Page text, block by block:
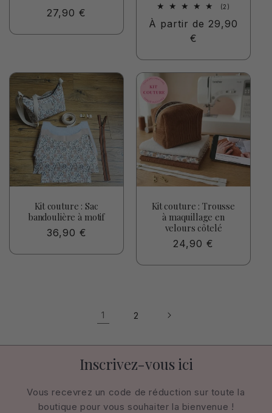
Prix
27,90 € (2)
des
Prix
À partir de 29,90
€
Kit couture : Sac
bandoulière à motif
Prix
36,90 €
Kit couture : Trousse
à maquillage en
velours côtelé
Prix
24,90 €
1 2
Inscrivez-vous ici
Vous recevrez un code de réduction sur toute la
boutique pour vous souhaiter la bienvenue !